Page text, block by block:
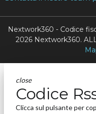
Nextwork360 - Codice
2026 Nextwork360.
close
Codice
Clicca sul pulsante per